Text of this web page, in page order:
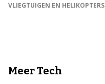
VLIEGTUIGEN EN HELIKOPTERS
Meer Tech